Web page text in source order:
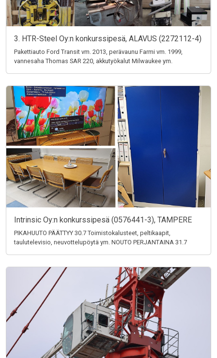
3. HTR-Steel Oy:n konkurssipesä, ALAVUS (2272112-4)
Pakettiauto Ford Transit vm. 2013, perävaunu Farmi vm. 1999,
vannesaha Thomas SAR 220, akkutyökalut Milwaukee ym.
Intrinsic Oy:n konkurssipesä (0576441-3), TAMPERE
PIKAHUUTO PÄÄTTYY 30.7 Toimistokalusteet, peltikaapit,
taulutelevisio, neuvottelupöytä ym. NOUTO PERJANTAINA 31.7